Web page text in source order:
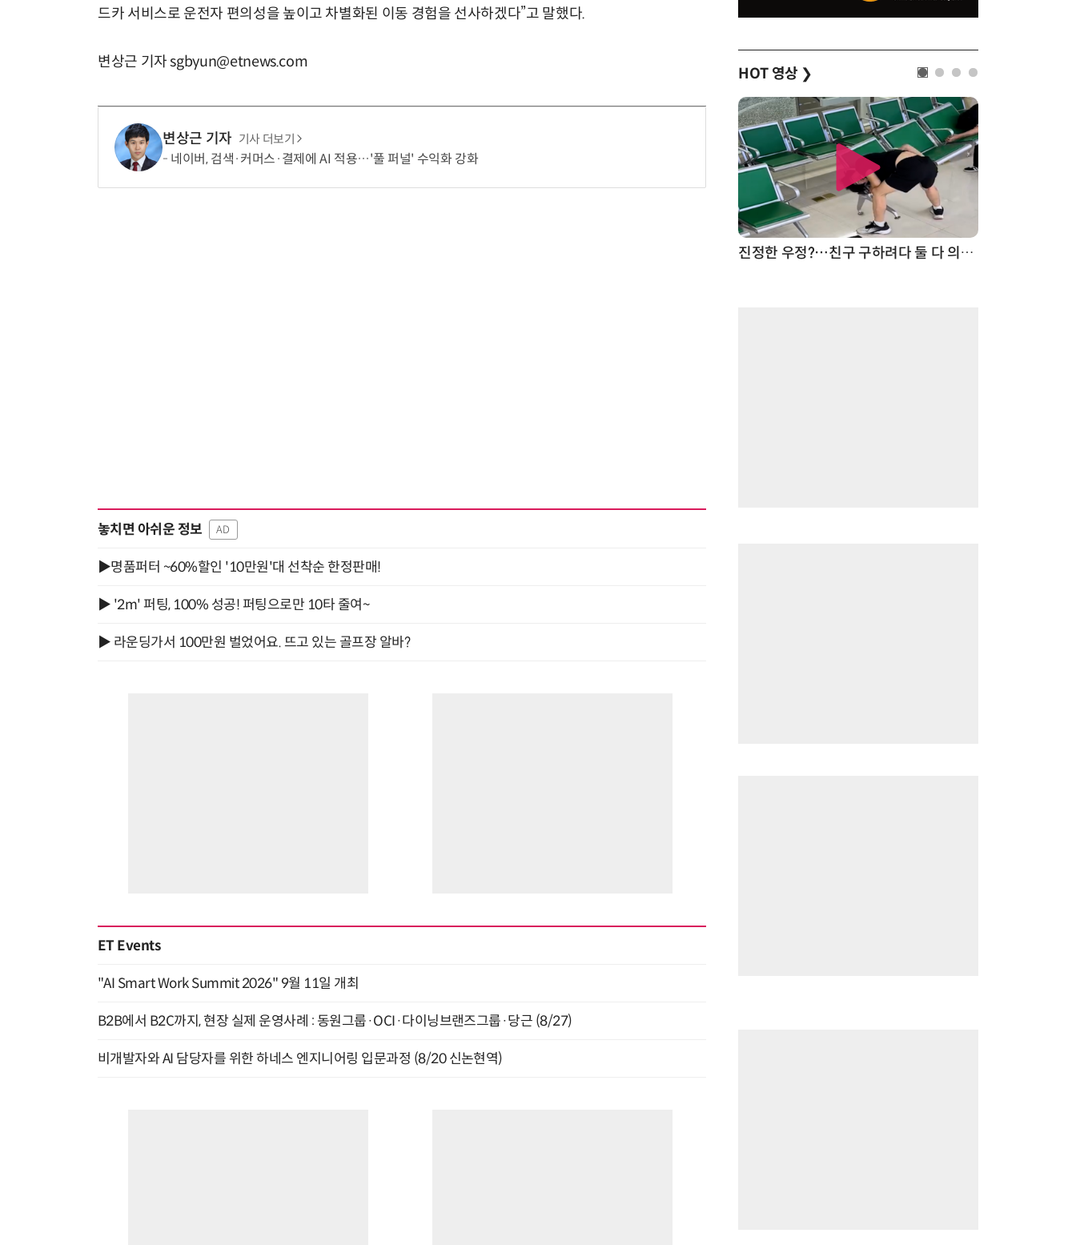
드카 서비스로 운전자 편의성을 높이고 차별화된 이동 경험을 선사하겠다”고 말했다.
변상근 기자 sgbyun@etnews.com
변상근 기자 기사 더보기
네이버, 검색·커머스·결제에 AI 적용…'풀 퍼널' 수익화 강화
놓치면 아쉬운 정보 AD
▶명품퍼터 ~60%할인 '10만원'대 선착순 한정판매!
▶ '2m' 퍼팅, 100% 성공! 퍼팅으로만 10타 줄여~
▶ 라운딩가서 100만원 벌었어요. 뜨고 있는 골프장 알바?
ET Events
"AI Smart Work Summit 2026" 9월 11일 개최
B2B에서 B2C까지, 현장 실제 운영사례 : 동원그룹·OCI·다이닝브랜즈그룹·당근 (8/27)
비개발자와 AI 담당자를 위한 하네스 엔지니어링 입문과정 (8/20 신논현역)
HOT 영상 ❯
진정한 우정?…친구 구하려다 둘 다 의자 틈에 목이 낀 순간